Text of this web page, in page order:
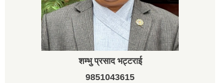
शम्भु प्रसाद भट्टराई
9851043615